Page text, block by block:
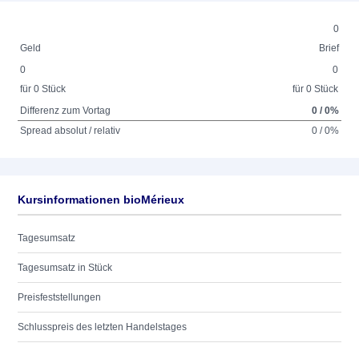
0
Geld
Brief
0
für 0 Stück
0
für 0 Stück
Differenz zum Vortag
0 / 0%
Spread absolut / relativ
0 / 0%
Kursinformationen bioMérieux
Tagesumsatz
Tagesumsatz in Stück
Preisfeststellungen
Schlusspreis des letzten Handelstages